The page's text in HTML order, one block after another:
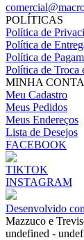
POLÍTICAS
Política de
Política de
Política de
Política de Troca
MINHA CONTA
Meu Cadastro
Meus Pedidos
Meus Endereços
Lista de Desejos
FACEBOOK
TIKTOK
INSTAGRAM
Desenvolvido
Mazzuco e
undefined -